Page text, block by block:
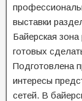
выставки
Байерская
готовых
Подготовлена
интересы
сетей. В